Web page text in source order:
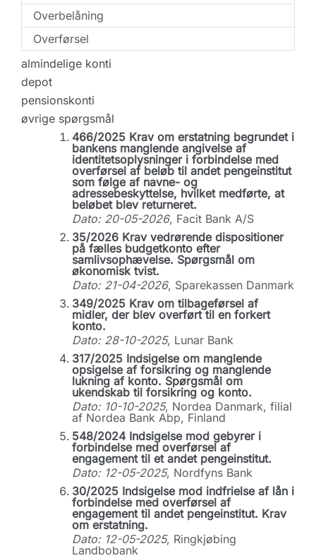
Overbelåning
Overførsel
almindelige konti
depot
pensionskonti
øvrige spørgsmål
466/2025 Krav om erstatning begrundet i
bankens manglende angivelse af
identitetsoplysninger i forbindelse med
overførsel af beløb til andet pengeinstitut
som følge af navne- og
adressebeskyttelse, hvilket medførte, at
beløbet blev returneret.
Dato: 20-05-2026, Facit Bank A/S
35/2026 Krav vedrørende dispositioner
på fælles budgetkonto efter
samlivsophævelse. Spørgsmål om
økonomisk tvist.
Dato: 21-04-2026, Sparekassen Danmark
349/2025 Krav om tilbageførsel af
midler, der blev overført til en forkert
konto.
Dato: 28-10-2025, Lunar Bank
317/2025 Indsigelse om manglende
opsigelse af forsikring og manglende
lukning af konto. Spørgsmål om
ukendskab til forsikring og konto.
Dato: 10-10-2025, Nordea Danmark, filial
af Nordea Bank Abp, Finland
548/2024 Indsigelse mod gebyrer i
forbindelse med overførsel af
engagement til et andet pengeinstitut.
Dato: 12-05-2025, Nordfyns Bank
30/2025 Indsigelse mod indfrielse af lån i
forbindelse med overførsel af
engagement til andet pengeinstitut. Krav
om erstatning.
Dato: 12-05-2025, Ringkjøbing
Landbobank